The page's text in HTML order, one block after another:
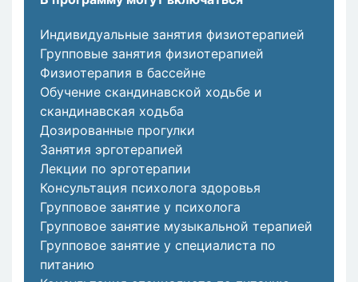
Индивидуальные занятия физиотерапией
Групповые занятия физиотерапией
Физиотерапия в бассейне
Обучение скандинавской ходьбе и
скандинавская ходьба
Дозированные прогулки
Занятия эрготерапией
Лекции по эрготерапии
Консультация психолога здоровья
Групповое занятие у психолога
Групповое занятие музыкальной терапией
Групповое занятие у специалиста по
питанию